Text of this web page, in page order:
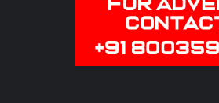
05:39:16 | Category:
Textile